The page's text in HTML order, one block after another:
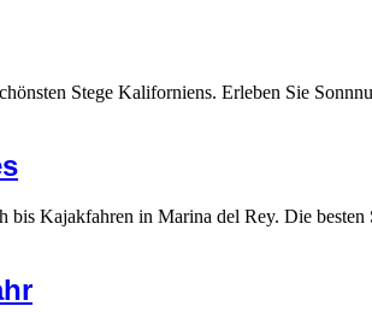
Stege Kaliforniens. Erleben Sie
Kajakfahren in Marina del Rey. Die